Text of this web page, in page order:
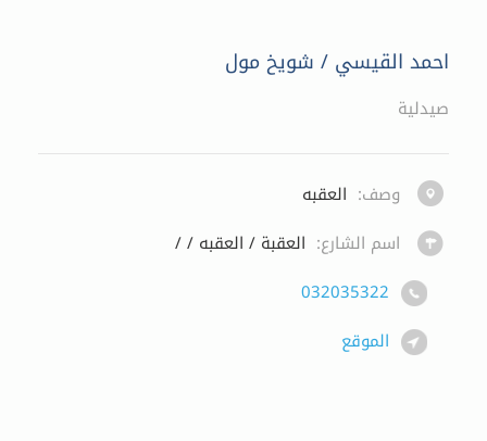
احمد القيسي / شويخ مول
صيدلية
وصف: العقبه
اسم الشارع: العقبة / العقبه / /
032035322
الموقع